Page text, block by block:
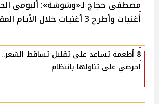
أغنيات وأطرح 3 أغنيات خلال الأيام المقبلة
8 أطعمة تساعد على تقليل تساقط الشعر..
احرصي على تناولها بانتظام